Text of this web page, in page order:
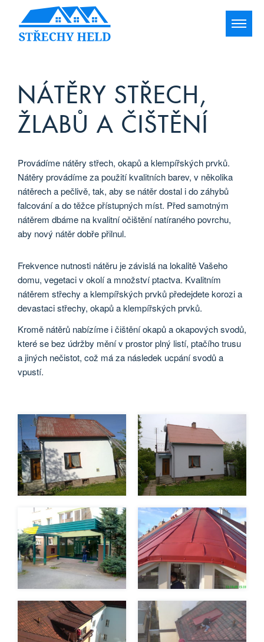
NÁTĚRY STŘECH,
ŽLABŮ A ČIŠTĚNÍ
Provádíme nátěry střech, okapů a klempířských prvků.
Nátěry provádíme za použití kvalitních barev, v několika
nátěrech a pečlivě, tak, aby se nátěr dostal i do záhybů
falcování a do těžce přístupných míst. Před samotným
nátěrem dbáme na kvalitní očištění natíraného povrchu,
aby nový nátěr dobře přilnul.
Frekvence nutnosti nátěru je závislá na lokalitě Vašeho
domu, vegetaci v okolí a množství ptactva. Kvalitním
nátěrem střechy a klempířských prvků předejdete korozi a
devastaci střechy, okapů a klempířských prvků.
Kromě nátěrů nabízíme i čištění okapů a okapových svodů,
které se bez údržby mění v prostor plný listí, ptačího trusu
a jiných nečistot, což má za následek ucpání svodů a
vpustí.